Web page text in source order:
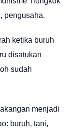
pengusaha.
ketika buruh
disatukan
sudah
menjadi
buruh, tani,